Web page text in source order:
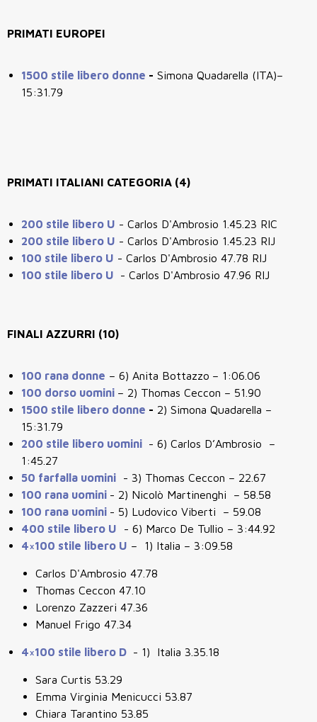
PRIMATI EUROPEI
1500 stile libero donne - Simona Quadarella (ITA)–
15:31.79
PRIMATI ITALIANI CATEGORIA (4)
200 stile libero U - Carlos D'Ambrosio 1.45.23 RIC
200 stile libero U - Carlos D'Ambrosio 1.45.23 RIJ
100 stile libero U - Carlos D'Ambrosio 47.78 RIJ
100 stile libero U
- Carlos D'Ambrosio 47.96 RIJ
FINALI AZZURRI (10)
100 rana donne – 6) Anita Bottazzo – 1:06.06
100 dorso uomini – 2) Thomas Ceccon – 51.90
1500 stile libero donne - 2) Simona Quadarella –
15:31.79
200 stile libero uomini - 6) Carlos D’Ambrosio –
1:45.27
50 farfalla uomini - 3) Thomas Ceccon – 22.67
100 rana uomini - 2) Nicolò Martinenghi – 58.58
100 rana uomini - 5) Ludovico Viberti – 59.08
400 stile libero U - 6) Marco De Tullio – 3:44.92
4×100 stile libero U – 1) Italia – 3:09.58
Carlos D'Ambrosio 47.78
Thomas Ceccon 47.10
Lorenzo Zazzeri 47.36
Manuel Frigo 47.34
4×100 stile libero D - 1) Italia 3.35.18
Sara Curtis 53.29
Emma Virginia Menicucci 53.87
Chiara Tarantino 53.85